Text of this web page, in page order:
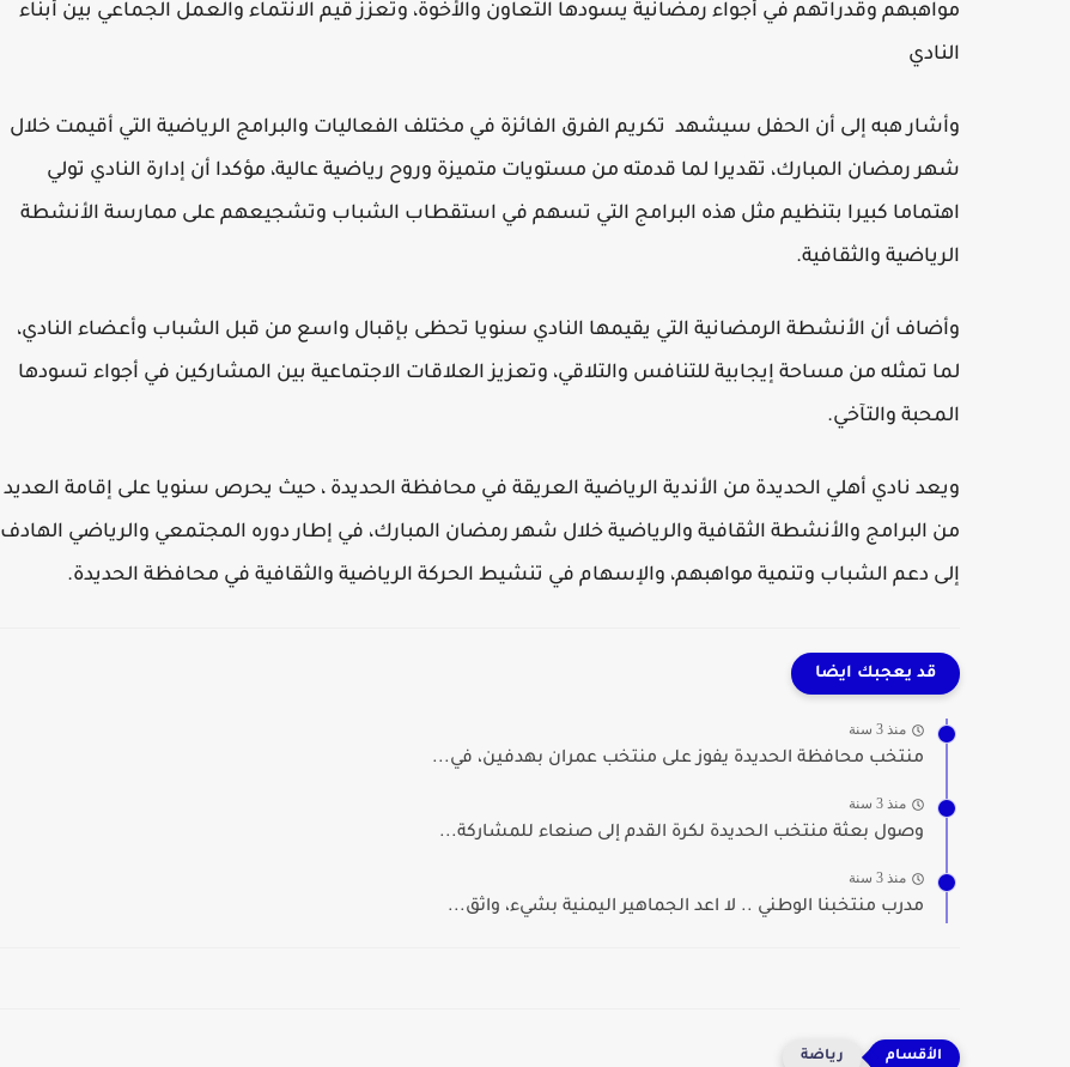
مواهبهم وقدراتهم في أجواء رمضانية يسودها التعاون والأخوة، وتعزز قيم الانتماء والعمل الجماعي بين أبناء
النادي
وأشار هبه إلى أن الحفل سيشهد تكريم الفرق الفائزة في مختلف الفعاليات والبرامج الرياضية التي أقيمت خلال
شهر رمضان المبارك، تقديرا لما قدمته من مستويات متميزة وروح رياضية عالية، مؤكدا أن إدارة النادي تولي
اهتماما كبيرا بتنظيم مثل هذه البرامج التي تسهم في استقطاب الشباب وتشجيعهم على ممارسة الأنشطة
الرياضية والثقافية.
وأضاف أن الأنشطة الرمضانية التي يقيمها النادي سنويا تحظى بإقبال واسع من قبل الشباب وأعضاء النادي،
لما تمثله من مساحة إيجابية للتنافس والتلاقي، وتعزيز العلاقات الاجتماعية بين المشاركين في أجواء تسودها
المحبة والتآخي.
ويعد نادي أهلي الحديدة من الأندية الرياضية العريقة في محافظة الحديدة ، حيث يحرص سنويا على إقامة العديد
من البرامج والأنشطة الثقافية والرياضية خلال شهر رمضان المبارك، في إطار دوره المجتمعي والرياضي الهادف
إلى دعم الشباب وتنمية مواهبهم، والإسهام في تنشيط الحركة الرياضية والثقافية في محافظة الحديدة.
قد يعجبك ايضا
منذ 3 سنة
منتخب محافظة الحديدة يفوز على منتخب عمران بهدفين، في...
منذ 3 سنة
وصول بعثة منتخب الحديدة لكرة القدم إلى صنعاء للمشاركة...
منذ 3 سنة
مدرب منتخبنا الوطني .. لا اعد الجماهير اليمنية بشيء، واثق...
رياضة